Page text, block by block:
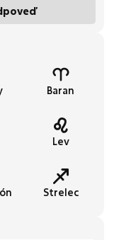
Baran
Lev
Strelec